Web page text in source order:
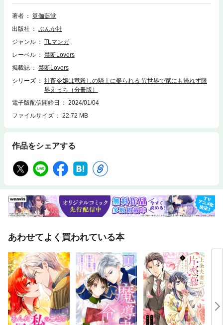
畜で、理不尽なことには耐性があるから。とはいえ、まさか親戚の策略
で、誰もが恐れる“竜殺し”の騎士・クロードに嫁ぐことになるなんて…!!地
待っていたのは、初夜から始まる甘い溺愛執着で!?【コワモテ騎士様】×
【転生社畜令嬢】の“しるし”が導く異世界ロマンチックラブコメ♪※この作
さい。
著者
筧伽藍堂
出版社
ぶんか社
ジャンル
TLマンガ
レーベル
禁断Lovers
掲載誌
禁断Lovers
シリーズ
社畜令嬢は竜殺しの騎士に娶られる 異世界で家にも帰れず限
界えっち（分冊版）
電子版配信開始日
2024/01/04
ファイルサイズ
22.72 MB
作品をシェアする
あわせてよく買われている本